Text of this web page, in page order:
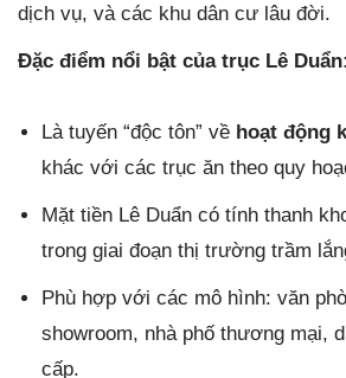
dịch vụ, và các khu dân cư lâu đời.
Đặc điểm nổi bật của trục Lê Duẩn:
Là tuyến “độc tôn” về hoạt động
khác với các trục ăn theo quy
Mặt tiền Lê Duẩn có tính thanh
trong giai đoạn thị trường trầm
Phù hợp với các mô hình: văn
showroom, nhà phố thương mại,
cấp.